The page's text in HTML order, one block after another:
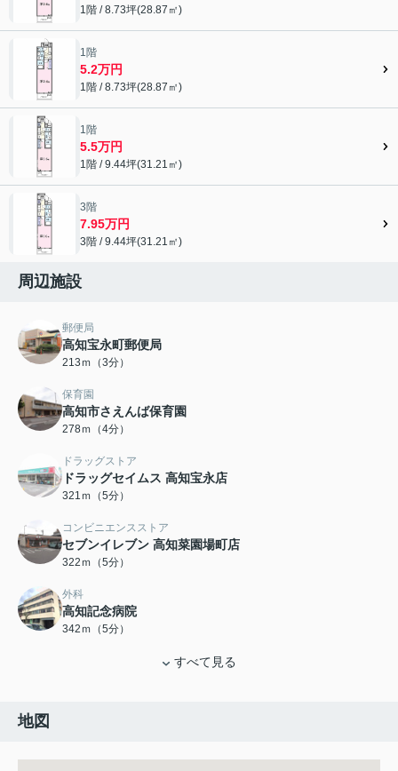
1階 / 8.73坪(28.87㎡)
1階
5.2万円
1階 / 8.73坪(28.87㎡)
1階
5.5万円
1階 / 9.44坪(31.21㎡)
3階
7.95万円
3階 / 9.44坪(31.21㎡)
周辺施設
郵便局
高知宝永町郵便局
213ｍ（3分）
保育園
高知市さえんば保育園
278ｍ（4分）
ドラッグストア
ドラッグセイムス 高知宝永店
321ｍ（5分）
コンビニエンスストア
セブンイレブン 高知菜園場町店
322ｍ（5分）
外科
高知記念病院
342ｍ（5分）
すべて見る
地図